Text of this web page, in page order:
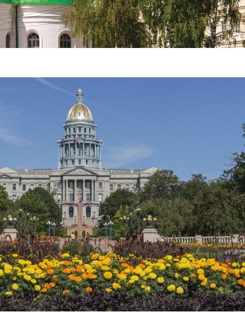
ÉGLISE SAINT-JEAN-BAPTISTE; NIJNI
NOVGOROD, RUSSIE
CAPITOLE DE L'ÉTAT DU COLORADO;